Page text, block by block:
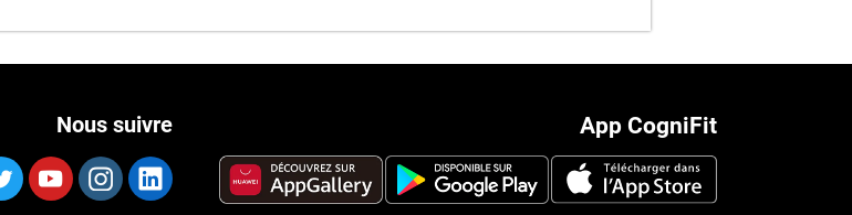
App CogniFit
Nous suivre